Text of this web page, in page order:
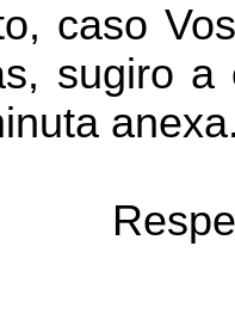
, caso
, sugiro a
anexa